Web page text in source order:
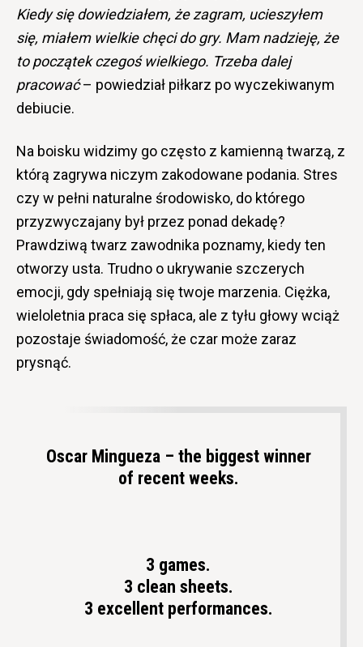
Kiedy się dowiedziałem, że zagram, ucieszyłem
się, miałem wielkie chęci do gry. Mam nadzieję, że
to początek czegoś wielkiego. Trzeba dalej
pracować– powiedział piłkarz po wyczekiwanym
debiucie.
Na boisku widzimy go często z kamienną twarzą, z
którą zagrywa niczym zakodowane podania. Stres
czy w pełni naturalne środowisko, do którego
przyzwyczajany był przez ponad dekadę?
Prawdziwą twarz zawodnika poznamy, kiedy ten
otworzy usta. Trudno o ukrywanie szczerych
emocji, gdy spełniają się twoje marzenia. Ciężka,
wieloletnia praca się spłaca, ale z tyłu głowy wciąż
pozostaje świadomość, że czar może zaraz
prysnąć.
Oscar Mingueza – the biggest winner
of recent weeks.
3 games.
3 clean sheets.
3 excellent performances.